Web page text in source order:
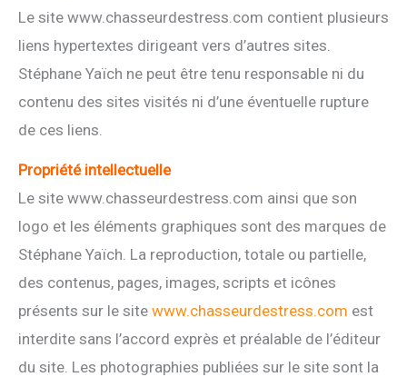
Le site www.chasseurdestress.com contient plusieurs
liens hypertextes dirigeant vers d’autres sites.
Stéphane Yaïch ne peut être tenu responsable ni du
contenu des sites visités ni d’une éventuelle rupture
de ces liens.
Propriété intellectuelle
Le site www.chasseurdestress.com ainsi que son
logo et les éléments graphiques sont des marques de
Stéphane Yaïch. La reproduction, totale ou partielle,
des contenus, pages, images, scripts et icônes
présents sur le site www.chasseurdestress.com est
interdite sans l’accord exprès et préalable de l’éditeur
du site. Les photographies publiées sur le site sont la